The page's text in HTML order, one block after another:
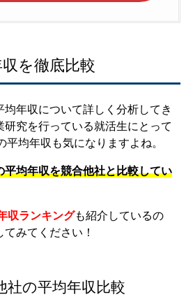
を徹底比較
均年収について詳しく分析してき
研究を行っている就活生にとって
平均年収も気になりますよね。
平均年収を競合他社と比較してい
収ランキングも紹介しているの
みてください！
社の平均年収比較